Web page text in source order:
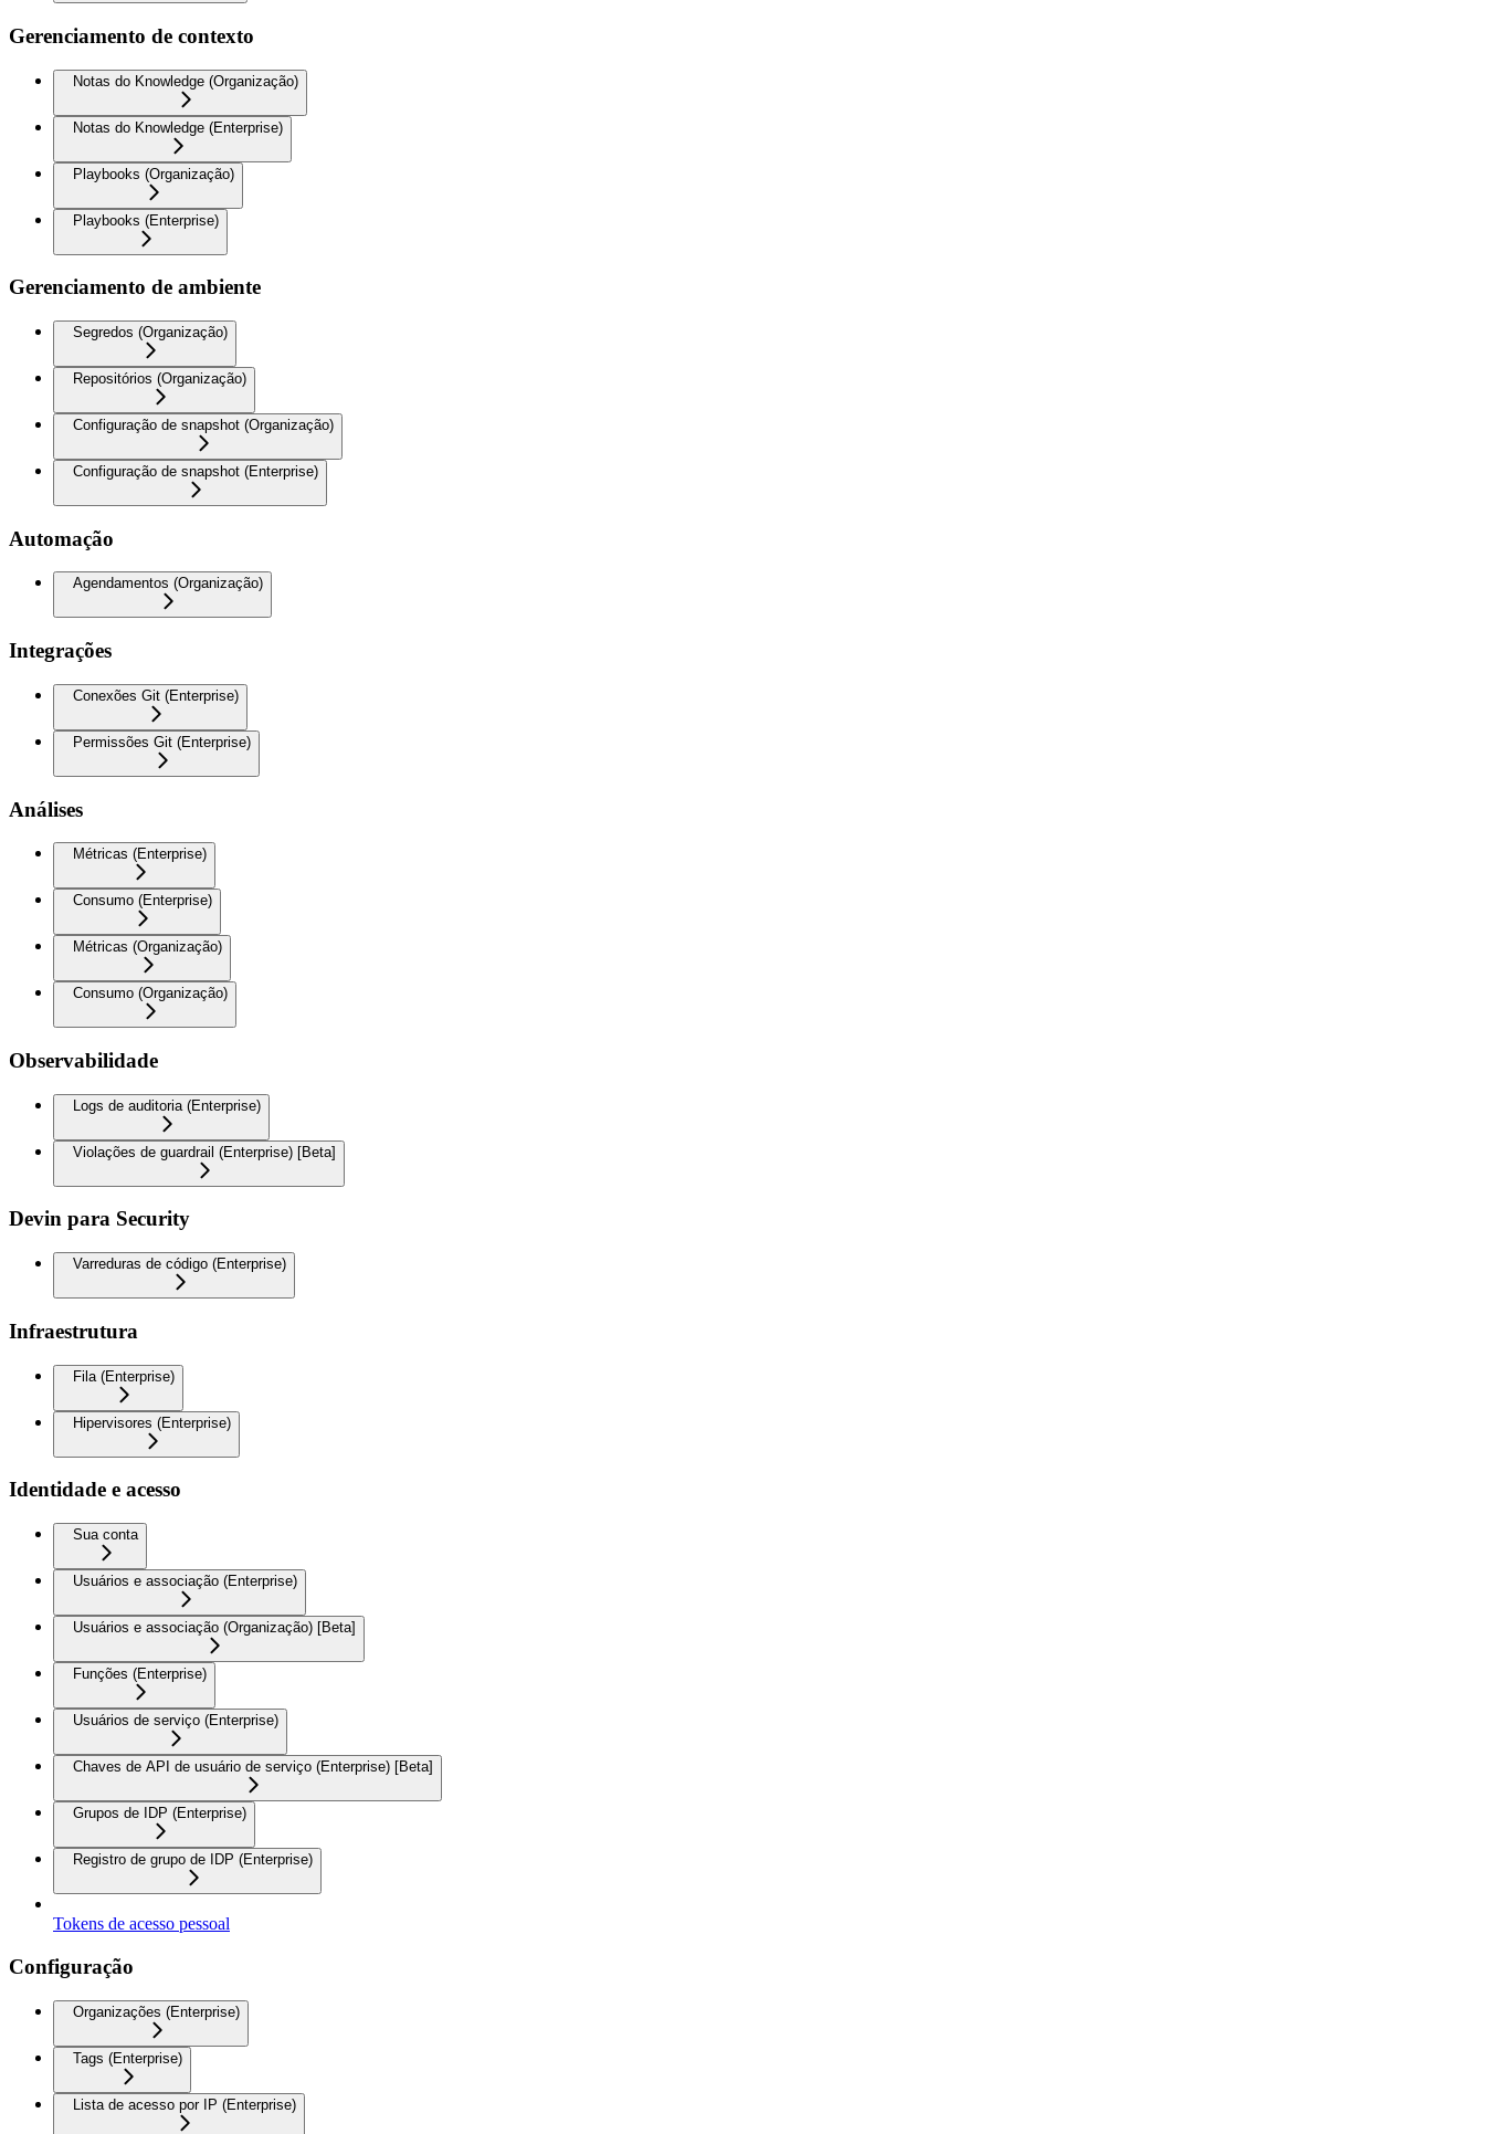
Gerenciamento de contexto
Notas do Knowledge (Organização)
Notas do Knowledge (Enterprise)
Playbooks (Organização)
Playbooks (Enterprise)
Gerenciamento de ambiente
Segredos (Organização)
Repositórios (Organização)
Configuração de snapshot (Organização)
Configuração de snapshot (Enterprise)
Automação
Agendamentos (Organização)
Integrações
Conexões Git (Enterprise)
Permissões Git (Enterprise)
Análises
Métricas (Enterprise)
Consumo (Enterprise)
Métricas (Organização)
Consumo (Organização)
Observabilidade
Logs de auditoria (Enterprise)
Violações de guardrail (Enterprise) [Beta]
Devin para Security
Varreduras de código (Enterprise)
Infraestrutura
Fila (Enterprise)
Hipervisores (Enterprise)
Identidade e acesso
Sua conta
Usuários e associação (Enterprise)
Usuários e associação (Organização) [Beta]
Funções (Enterprise)
Usuários de serviço (Enterprise)
Chaves de API de usuário de serviço (Enterprise) [Beta]
Grupos de IDP (Enterprise)
Registro de grupo de IDP (Enterprise)
Tokens de acesso pessoal
Configuração
Organizações (Enterprise)
Tags (Enterprise)
Lista de acesso por IP (Enterprise)